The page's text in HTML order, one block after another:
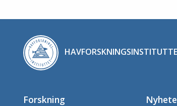
Forskning